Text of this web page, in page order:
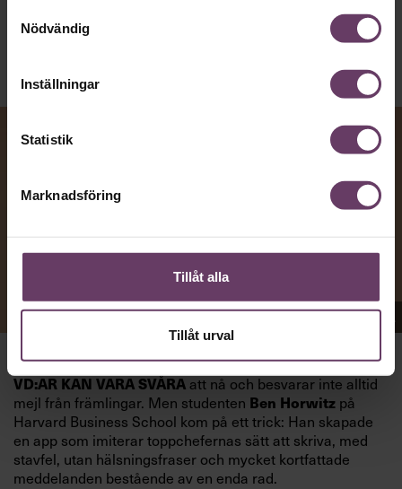
Nödvändig
Inställningar
Statistik
Marknadsföring
Tillåt alla
Tillåt urval
Appen Sinceerly imiterar vd:ars kortfattade språk.
VD:AR KAN VARA SVÅRAatt nå och besvarar inte alltid
mejl från främlingar. Men studenten Ben Horwitz på
Harvard Business School kom på ett trick: Han skapade
en app som imiterar toppchefernas sätt att skriva, med
stavfel, utan hälsningsfraser och mycket kortfattade
meddelanden bestående av en enda rad.